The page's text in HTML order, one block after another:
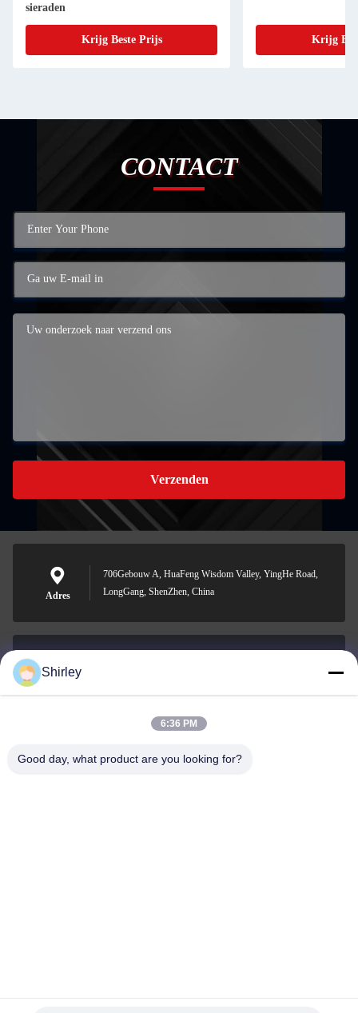
sieraden
Krijg Beste Prijs Krijg
CONTACT
Verzenden
Adres
706Gebouw A, HuaFeng Wisdom Valley, YingHe Road,
LongGang, ShenZhen, China
0086-18148506772
Shirley
6:36 PM
Good day, what product are you looking for?